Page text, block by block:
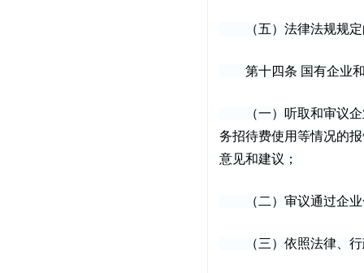
（五）法律法规规定
第十四条 国有企业和
（一）听取和审议企
务招待费使用等情况的
意见和建议；
（二）审议通过企业
（三）依照法律、行